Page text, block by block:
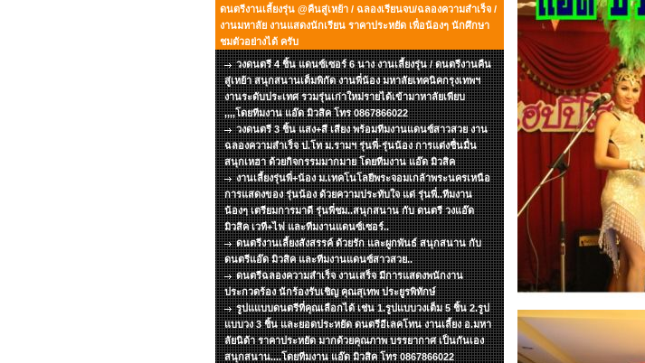
ดนตรีงานเลี้ยงรุ่น @คืนสู่เหย้า / ฉลองเรียนจบ/ฉลองความสำเร็จ /
งานมหาลัย งานแสดงนักเรียน ราคาประหยัด เพื่อน้องๆ นักศึกษา
ชมตัวอย่างได้ ครับ
วงดนตรี 4 ชิ้น แดนซ์เซอร์ 6 นาง งานเลี้ยงรุ่น / ดนตรีงานคืน
สู่เหย้า สนุกสนานเต็มพิกัด งานพี่น้อง มหาลัยเทคนิคกรุงเทพฯ
งานระดับประเทศ รวมรุ่นเก่าใหม่รายได้เข้ามาหาลัยเพียบ
,,,,โดยทีมงาน แอ๊ด มิวสิค โทร 0867866022
วงดนตรี 3 ชิ้น แสง+สี เสียง พร้อมทีมงานแดนซ์สาวสวย งาน
ฉลองความสำเร็จ ป.โท ม.รามฯ รุ่นพี่-รุ่นน้อง การแต่งชื่นมื่น
สนุกเหฮา ด้วยกิจกรรมมากมาย โดยทีมงาน แอ๊ด มิวสิค
งานเลี้ยงรุ่นพี่+น้อง ม.เทคโนโลยีพระจอมเกล้าพระนครเหนือ
การแสดงของ รุ่นน้อง ด้วยความประทับใจ แด่ รุ่นพี่..ทีมงาน
น้องๆ เตรียมการมาดี รุ่นพี่ชม..สนุกสนาน กับ ดนตรี วงแอ๊ด
มิวสิค เวที+ไฟ และทีมงานแดนซ์เซอร์..
ดนตรีงานเลี้ยงสังสรรค์ ด้วยรัก และผูกพันธ์ สนุกสนาน กับ
ดนตรีแอ๊ด มิวสิค และทีมงานแดนซ์สาวสวย..
ดนตรีฉลองความสำเร็จ งานเสร็จ มีการแสดงพนักงาน
ประกวดร้อง นักร้องรับเชิญ คุณสุเทพ ประยูรพิทักษ์
รูปแแบบดนตรีที่คุณเลือกได้ เช่น 1.รูปแบบวงเต็ม 5 ชิ้น 2.รูป
แบบวง 3 ชิ้น และยอดประหยัด ดนตรีอีเลคโทน งานเลี้ยง อ.มหา
ลัยนิด้า ราคาประหยัด มากด้วยคุณภาพ บรรยากาศ เป็นกันเอง
สนุกสนาน....โดยทีมงาน แอ๊ด มิวสิค โทร 0867866022